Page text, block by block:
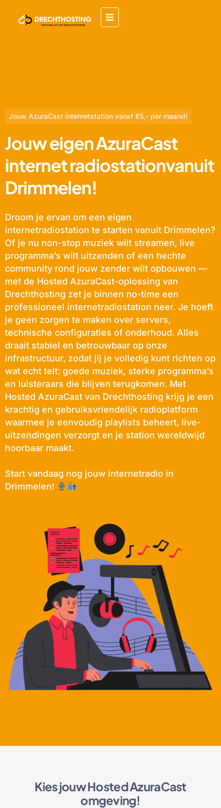
Jouw AzuraCast internetstation vanaf €5,- per maand!
Jouw eigen AzuraCast
internet radiostationvanuit
Drimmelen!
Droom je ervan om een eigen
internetradiostation te starten vanuit Drimmelen?
Of je nu non-stop muziek wilt streamen, live
programma’s wilt uitzenden of een hechte
community rond jouw zender wilt opbouwen —
met de Hosted AzuraCast-oplossing van
Drechthosting zet je binnen no-time een
professioneel internetradiostation neer. Je hoeft
je geen zorgen te maken over servers,
technische configuraties of onderhoud. Alles
draait stabiel en betrouwbaar op onze
infrastructuur, zodat jij je volledig kunt richten op
wat echt telt: goede muziek, sterke programma’s
en luisteraars die blijven terugkomen. Met
Hosted AzuraCast van Drechthosting krijg je een
krachtig en gebruiksvriendelijk radioplatform
waarmee je eenvoudig playlists beheert, live-
uitzendingen verzorgt en je station wereldwijd
hoorbaar maakt.
Start vandaag nog jouw internetradio in
Drimmelen!
Kies jouw Hosted AzuraCast
omgeving!